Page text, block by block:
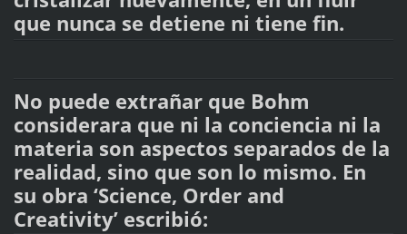
que nunca se detiene ni tiene fin.
No puede extrañar que Bohm
considerara que ni la conciencia ni la
materia son aspectos separados de la
realidad, sino que son lo mismo. En
su obra ‘Science, Order and
Creativity’ escribió: